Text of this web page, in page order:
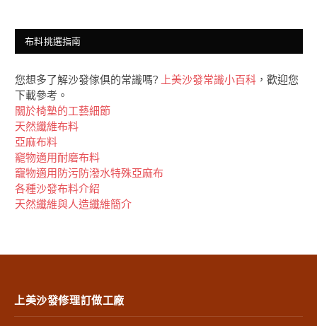
布料挑選指南
您想多了解沙發傢俱的常識嗎? 上美沙發常識小百科 ，歡迎您
下載參考。
關於椅墊的工藝細節
天然纖維布料
亞麻布料
竉物適用耐磨布料
竉物適用防污防潑水特殊亞麻布
各種沙發布料介紹
天然纖維與人造纖維簡介
上美沙發修理訂做工廠